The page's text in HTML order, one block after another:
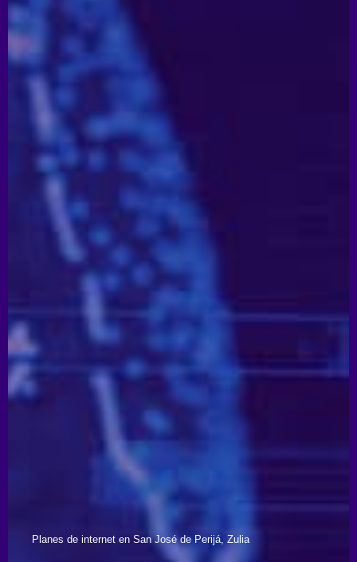
Planes de internet en San José de Perijá, Zulia